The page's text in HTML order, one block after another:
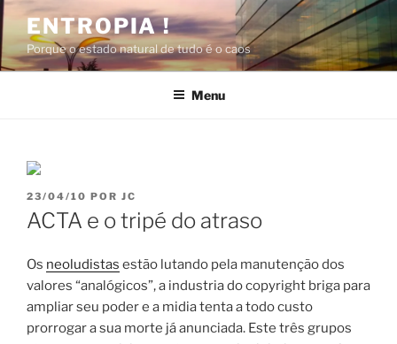
Pular
para
o
conteúdo
ENTROPIA !
Porque o estado natural de tudo é o caos
Menu
PUBLICADO
EM
23/04/10 POR JC
ACTA e o tripé do atraso
Os neoludistas estão lutando pela manutenção dos
valores “analógicos”, a industria do copyright briga para
ampliar seu poder e a midia tenta a todo custo
prorrogar a sua morte já anunciada. Este três grupos